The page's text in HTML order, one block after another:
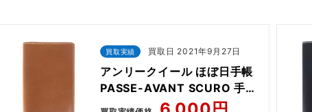
買取実績 買取日 2021年9月27日
アンリークイール ほぼ日手帳
PASSE-AVANT SCURO 手帳
カバー